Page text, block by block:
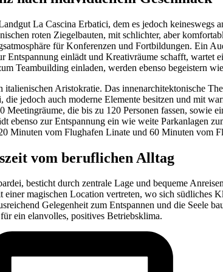
La Cascina Erbatici, dem es jedoch keineswegs
roten Ziegelbauten, mit schlichter, aber
für Konferenzen und Fortbildungen. Ein
Entspannung einlädt und Kreativräume schafft, wartet
Teambuilding einladen, werden ebenso begeistern
Aristokratie. Das innenarchitektonische
jedoch auch moderne Elemente besitzen und mit
die bis zu 120 Personen fassen, sowie
ebenso zur Entspannung ein wie weite Parkanlagen
Minuten vom Flughafen Linate und 60 Minuten vom
vom beruflichen Alltag
besticht durch zentrale Lage und bequeme
magischen Location vertreten, wo sich südliches
Gelegenheit zum Entspannen und die Seele
ein elanvolles, positives Betriebsklima.